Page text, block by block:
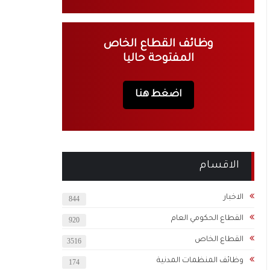
وظائف القطاع الخاص
المفتوحة حاليا
اضغط هنا
الاقسام
الاخبار 844
القطاع الحكومي العام 920
القطاع الخاص 3516
وظائف المنظمات المدنية 174